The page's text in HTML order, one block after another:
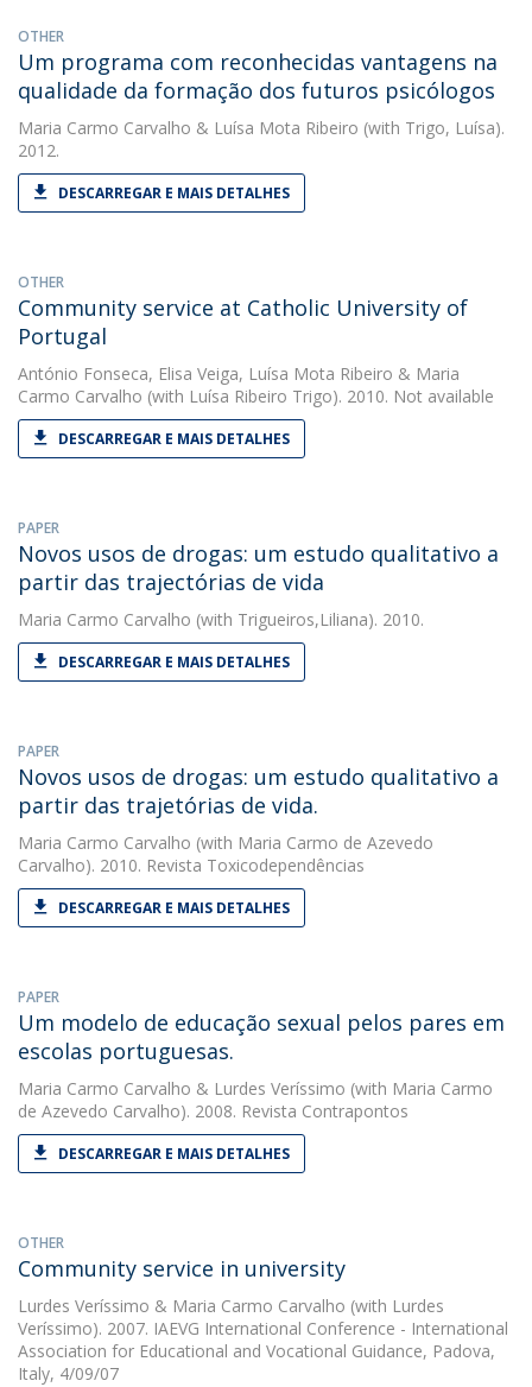
OTHER
Um programa com reconhecidas vantagens na
qualidade da formação dos futuros psicólogos
Maria Carmo Carvalho & Luísa Mota Ribeiro (with Trigo, Luísa).
2012.
DESCARREGAR E MAIS DETALHES
OTHER
Community service at Catholic University of
Portugal
António Fonseca, Elisa Veiga, Luísa Mota Ribeiro & Maria
Carmo Carvalho (with Luísa Ribeiro Trigo). 2010. Not available
DESCARREGAR E MAIS DETALHES
PAPER
Novos usos de drogas: um estudo qualitativo a
partir das trajectórias de vida
Maria Carmo Carvalho (with Trigueiros,Liliana). 2010.
DESCARREGAR E MAIS DETALHES
PAPER
Novos usos de drogas: um estudo qualitativo a
partir das trajetórias de vida.
Maria Carmo Carvalho (with Maria Carmo de Azevedo
Carvalho). 2010. Revista Toxicodependências
DESCARREGAR E MAIS DETALHES
PAPER
Um modelo de educação sexual pelos pares em
escolas portuguesas.
Maria Carmo Carvalho & Lurdes Veríssimo (with Maria Carmo
de Azevedo Carvalho). 2008. Revista Contrapontos
DESCARREGAR E MAIS DETALHES
OTHER
Community service in university
Lurdes Veríssimo & Maria Carmo Carvalho (with Lurdes
Veríssimo). 2007. IAEVG International Conference - International
Association for Educational and Vocational Guidance, Padova,
Italy, 4/09/07